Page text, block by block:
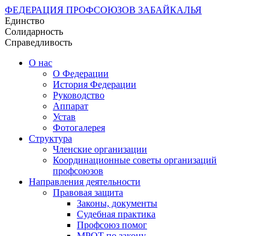
ФЕДЕРАЦИЯ ПРОФСОЮЗОВ ЗАБАЙКАЛЬЯ
Единство
Солидарность
Справедливость
О нас
О Федерации
История Федерации
Руководство
Аппарат
Устав
Фотогалерея
Структура
Членские организации
Координационные советы организаций
профсоюзов
Направления деятельности
Правовая защита
Законы, документы
Судебная практика
Профсоюз помог